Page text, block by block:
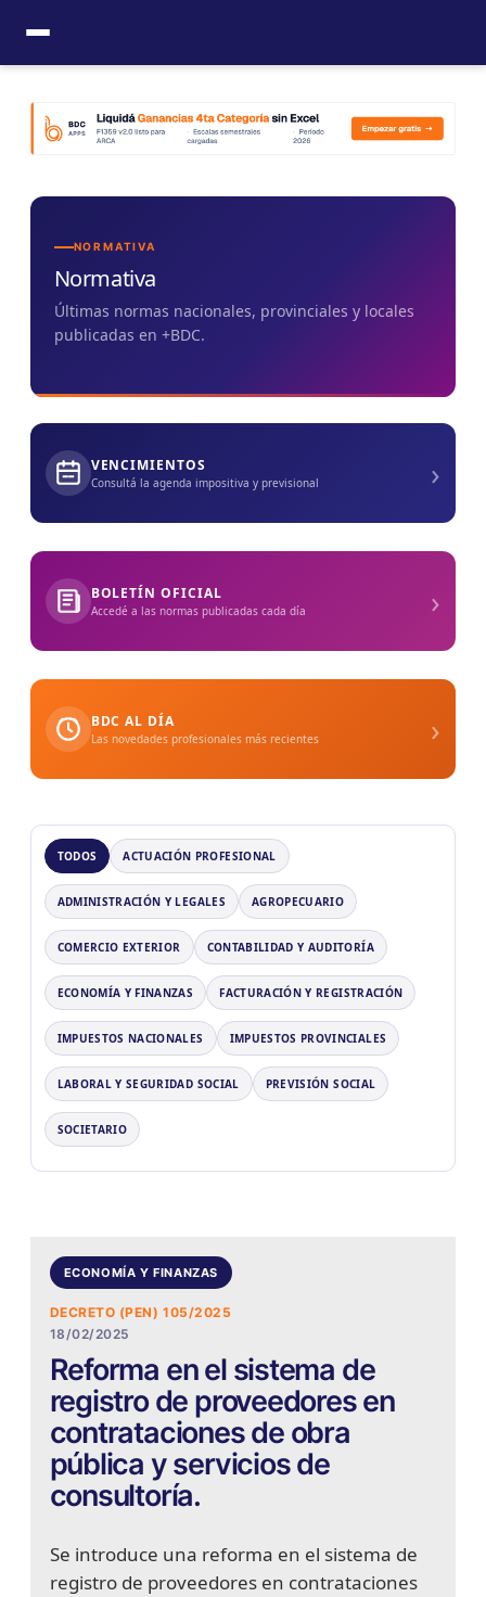
contenido
NORMATIVA
Normativa
Últimas normas nacionales, provinciales y locales
publicadas en +BDC.
VENCIMIENTOS
Consultá la agenda impositiva y previsional ›
BOLETÍN OFICIAL
Accedé a las normas publicadas cada día ›
BDC AL DÍA
Las novedades profesionales más recientes ›
TODOS ACTUACIÓN PROFESIONAL
ADMINISTRACIÓN Y LEGALES AGROPECUARIO
COMERCIO EXTERIOR CONTABILIDAD Y AUDITORÍA
ECONOMÍA Y FINANZAS FACTURACIÓN Y REGISTRACIÓN
IMPUESTOS NACIONALES IMPUESTOS PROVINCIALES
LABORAL Y SEGURIDAD SOCIAL PREVISIÓN SOCIAL
SOCIETARIO
ECONOMÍA Y FINANZAS
DECRETO (PEN) 105/2025
18/02/2025
Reforma en el sistema de
registro de proveedores en
contrataciones de obra
pública y servicios de
consultoría.
Se introduce una reforma en el sistema de
registro de proveedores en contrataciones